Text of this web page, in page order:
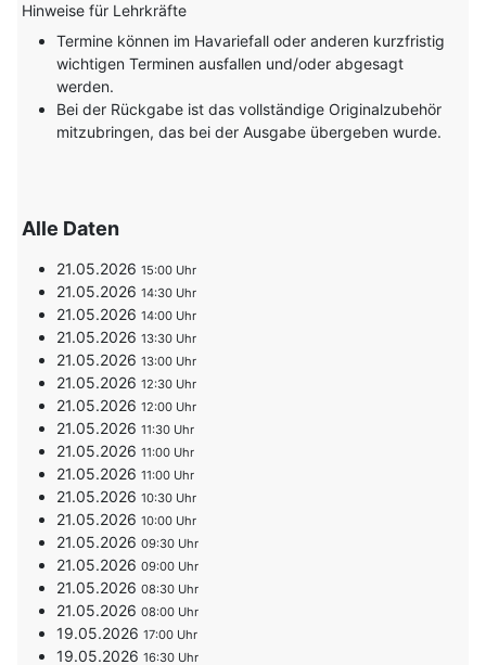
Hinweise für Lehrkräfte
Termine können im Havariefall oder anderen kurzfristig
wichtigen Terminen ausfallen und/oder abgesagt
werden.
Bei der Rückgabe ist das vollständige Originalzubehör
mitzubringen, das bei der Ausgabe übergeben wurde.
Alle Daten
21.05.202615:00
21.05.202614:30
21.05.202614:00
21.05.202613:30
21.05.202613:00
21.05.202612:30
21.05.202612:00
21.05.202611:30
21.05.202611:00
21.05.202611:00
21.05.202610:30
21.05.202610:00
21.05.202609:30
21.05.202609:00
21.05.202608:30
21.05.202608:00
19.05.202617:00
19.05.202616:30